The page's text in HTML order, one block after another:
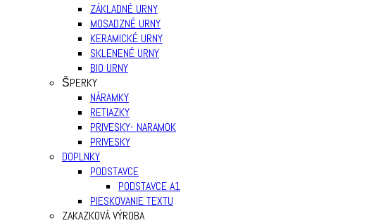
ZÁKLADNÉ URNY
MOSADZNÉ URNY
KERAMICKÉ URNY
SKLENENÉ URNY
BIO URNY
ŠPERKY
NÁRAMKY
RETIAZKY
PRIVESKY- NARAMOK
PRIVESKY
DOPLNKY
PODSTAVCE
PODSTAVCE A1
PIESKOVANIE TEXTU
ZAKAZKOVÁ VÝROBA